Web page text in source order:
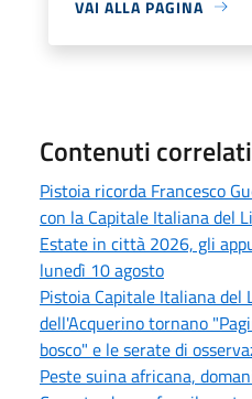
VAI ALLA PAGINA
Contenuti correlati
Pistoia ricorda Francesco
con la Capitale Italiana del
Estate in città 2026, gli
lunedì 10 agosto
Pistoia Capitale Italiana del
dell'Acquerino tornano
bosco" e le serate di
Peste suina africana,